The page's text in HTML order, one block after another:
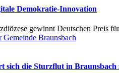
Demokratie-Innovation
gewinnt Deutschen
sich die Sturzflut in Braunsbach